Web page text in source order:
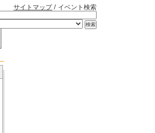
サイトマップ/ イベント検索